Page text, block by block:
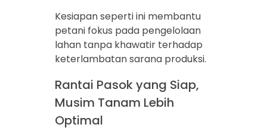
Kesiapan seperti ini membantu
petani fokus pada pengelolaan
lahan tanpa khawatir terhadap
keterlambatan sarana produksi.
Rantai Pasok yang Siap,
Musim Tanam Lebih
Optimal